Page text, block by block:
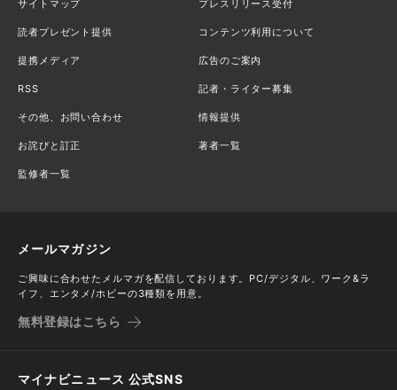
サイトマップ プレスリリース受付
読者プレゼント提供 コンテンツ利用について
提携メディア 広告のご案内
RSS 記者・ライター募集
その他、お問い合わせ 情報提供
お詫びと訂正 著者一覧
監修者一覧
メールマガジン
ご興味に合わせたメルマガを配信しております。PC/デジタル、ワーク&ラ
イフ、エンタメ/ホビーの3種類を用意。
無料登録はこちら
マイナビニュース 公式SNS